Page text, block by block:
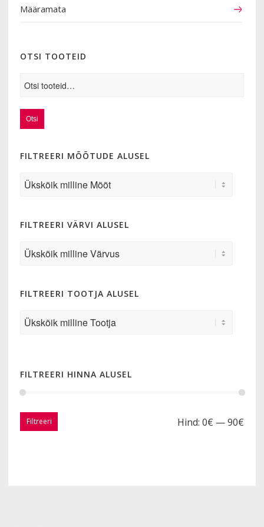
Määramata
OTSI TOOTEID
Otsi
FILTREERI MÕÕTUDE ALUSEL
FILTREERI VÄRVI ALUSEL
FILTREERI TOOTJA ALUSEL
FILTREERI HINNA ALUSEL
Filtreeri Hind: 0€ —90€